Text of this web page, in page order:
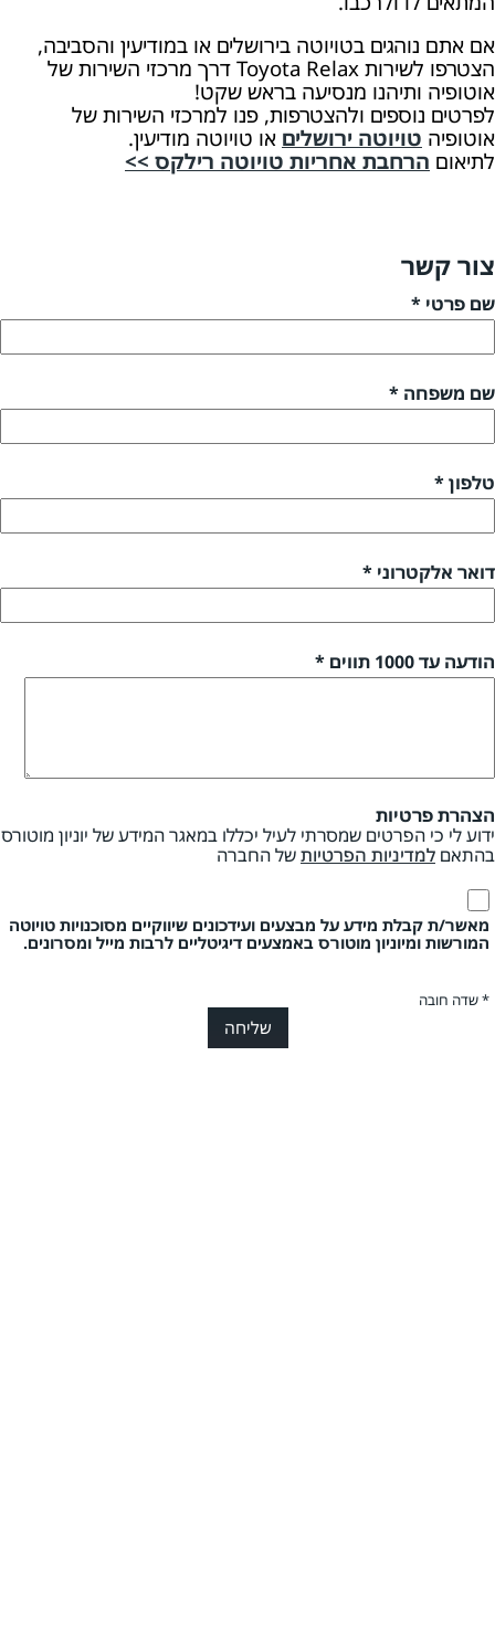
אם אתם נוהגים בטויוטה בירושלים או במודיעין והסביבה,
הצטרפו לשירות Toyota Relax דרך מרכזי השירות של
אוטופיה ותיהנו מנסיעה בראש שקט!
לפרטים נוספים ולהצטרפות, פנו למרכזי השירות של
אוטופיה טויוטה ירושלים או טויוטה מודיעין.
לתיאום הרחבת אחריות טויוטה רילקס >>
צור קשר
שם פרטי *
שם משפחה *
טלפון *
דואר אלקטרוני *
הודעה עד 1000 תווים *
הצהרת פרטיות
ידוע לי כי הפרטים שמסרתי לעיל יכללו במאגר המידע של יוניון מוטורס
בהתאם למדיניות הפרטיותשל החברה
מאשר/ת קבלת מידע על מבצעים ועידכונים שיווקיים מסוכנויות טויוטה
המורשות ומיוניון מוטורס באמצעים דיגיטליים לרבות מייל ומסרונים.
* שדה חובה